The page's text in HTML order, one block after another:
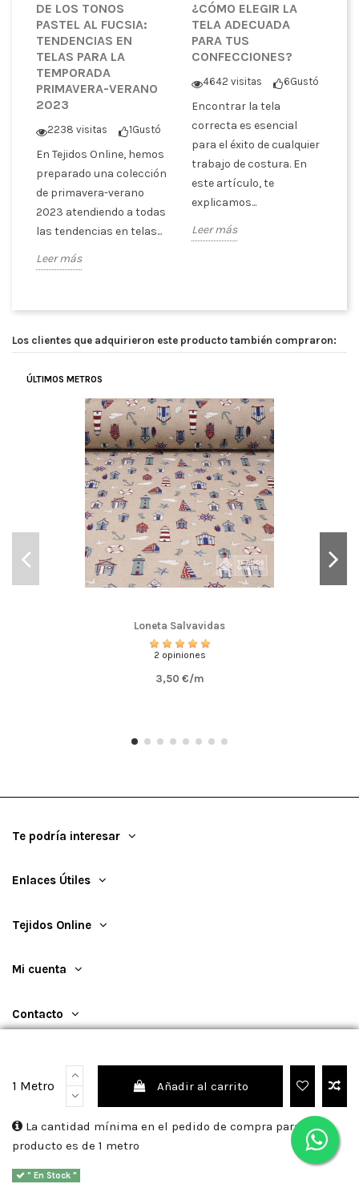
1 Metro Añadir al carrito
La cantidad mínima en el pedido de compra para el
producto es de 1 metro
" En Stock "
DE LOS TONOS
PASTEL AL FUCSIA:
TENDENCIAS EN
TELAS PARA LA
TEMPORADA
PRIMAVERA-VERANO
2023
2238 visitas 1Gustó
En Tejidos Online, hemos
preparado una colección
de primavera-verano
2023 atendiendo a todas
las tendencias en telas...
Leer más
¿CÓMO ELEGIR LA
TELA ADECUADA
PARA TUS
CONFECCIONES?
4642 visitas 6Gustó
Encontrar la tela
correcta es esencial
para el éxito de cualquier
trabajo de costura. En
este artículo, te
explicamos...
Leer más
Los clientes que adquirieron este producto también compraron:
ÚLTIMOS METROS
Loneta Salvavidas
2 opiniones
3,50 €/m
Te podría interesar
Enlaces Útiles
Tejidos Online
Mi cuenta
Contacto
©2026TejidosOnline